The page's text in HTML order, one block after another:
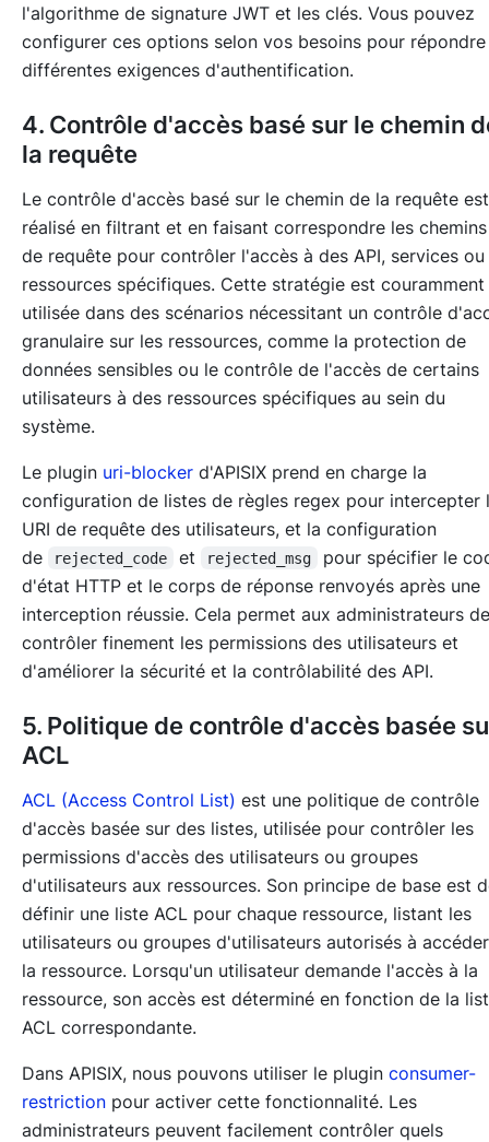
l'algorithme de signature JWT et les clés. Vous pouvez
configurer ces options selon vos besoins pour répondre
différentes exigences d'authentification.
4. Contrôle d'accès basé sur le chemin
la requête
Le contrôle d'accès basé sur le chemin de la requête est
réalisé en filtrant et en faisant correspondre les chemins
de requête pour contrôler l'accès à des API, services ou
ressources spécifiques. Cette stratégie est couramment
utilisée dans des scénarios nécessitant un contrôle
granulaire sur les ressources, comme la protection de
données sensibles ou le contrôle de l'accès de certains
utilisateurs à des ressources spécifiques au sein du
système.
Le plugin uri-blocker d'APISIX prend en charge la
configuration de listes de règles regex pour intercepter
URI de requête des utilisateurs, et la configuration
de
rejected_code et rejected_msg
pour spécifier le
d'état HTTP et le corps de réponse renvoyés après une
interception réussie. Cela permet aux administrateurs de
contrôler finement les permissions des utilisateurs et
d'améliorer la sécurité et la contrôlabilité des API.
5. Politique de contrôle d'accès basée
ACL
ACL (Access Control List) est une politique de contrôle
d'accès basée sur des listes, utilisée pour contrôler les
permissions d'accès des utilisateurs ou groupes
d'utilisateurs aux ressources. Son principe de base est
définir une liste ACL pour chaque ressource, listant les
utilisateurs ou groupes d'utilisateurs autorisés à
la ressource. Lorsqu'un utilisateur demande l'accès à la
ressource, son accès est déterminé en fonction de la
ACL correspondante.
Dans APISIX, nous pouvons utiliser le plugin consumer-
restriction pour activer cette fonctionnalité. Les
administrateurs peuvent facilement contrôler quels